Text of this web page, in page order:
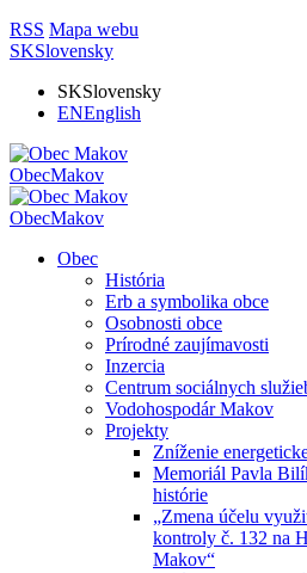
RSS Mapa webu
SKSlovensky
SKSlovensky
ENEnglish
ObecMakov
ObecMakov
Obec
História
Erb a symbolika obce
Osobnosti obce
Prírodné zaujímavosti
Inzercia
Centrum sociálnych
Vodohospodár Makov
Projekty
Zníženie
Memoriál Pavla
histórie
„Zmena účelu
kontroly č. 132 na
Makov“